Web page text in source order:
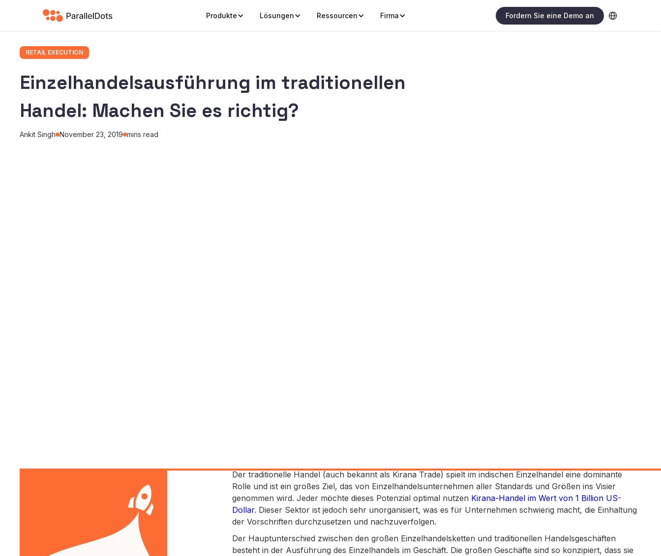
Produkte Lösungen Ressourcen Firma Fordern Sie eine Demo an
RETAIL EXECUTION
Einzelhandelsausführung im traditionellen
Handel: Machen Sie es richtig?
Ankit Singh November 23, 2019 mins read
Der traditionelle Handel (auch bekannt als Kirana Trade) spielt im indischen Einzelhandel eine dominante
Rolle und ist ein großes Ziel, das von Einzelhandelsunternehmen aller Standards und Größen ins Visier
genommen wird. Jeder möchte dieses Potenzial optimal nutzen Kirana-Handel im Wert von 1 Billion US-
Dollar. Dieser Sektor ist jedoch sehr unorganisiert, was es für Unternehmen schwierig macht, die Einhaltung
der Vorschriften durchzusetzen und nachzuverfolgen.
Der Hauptunterschied zwischen den großen Einzelhandelsketten und traditionellen Handelsgeschäften
besteht in der Ausführung des Einzelhandels im Geschäft. Die großen Geschäfte sind so konzipiert, dass sie